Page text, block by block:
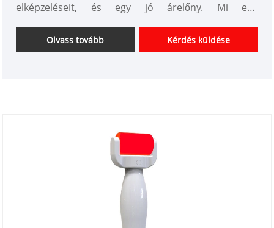
elképzeléseit, és egy jó árelőny. Mi egy
Kínában. Várjuk együttműködését.
Olvass tovább Kérdés küldése